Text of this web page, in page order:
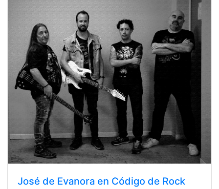
José de Evanora en Código de Rock